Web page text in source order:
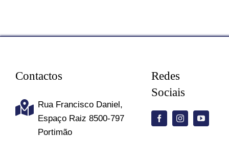
Contactos
Rua Francisco Daniel,
Espaço Raiz 8500-797
Portimão
Redes
Sociais